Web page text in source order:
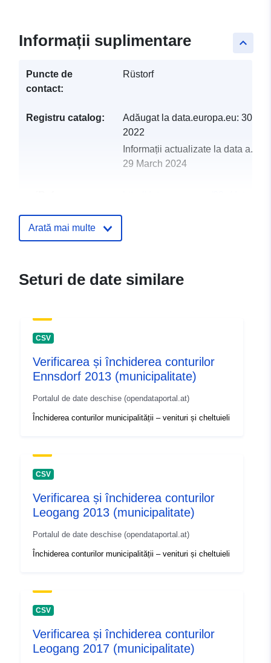
keyboard_arrow_up
Informații suplimentare
Puncte de
contact:
Rüstorf
Registru catalog: Adăugat la data.europa.eu: 30
2022
Informații actualizate la data
29 March 2024
Arată mai multe
Seturi de date similare
CSV
Verificarea și închiderea conturilor
Ennsdorf 2013 (municipalitate)
Portalul de date deschise (opendataportal.at)
Închiderea conturilor municipalității – venituri și cheltuieli
CSV
Verificarea și închiderea conturilor
Leogang 2013 (municipalitate)
Portalul de date deschise (opendataportal.at)
Închiderea conturilor municipalității – venituri și cheltuieli
CSV
Verificarea și închiderea conturilor
Leogang 2017 (municipalitate)